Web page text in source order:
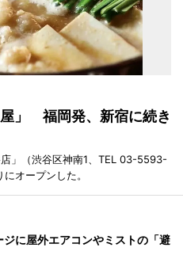
」 福岡発、新宿に続き
」（渋谷区神南1、TEL 03-5593-
オープンした。
に屋外エアコンやミストの「避